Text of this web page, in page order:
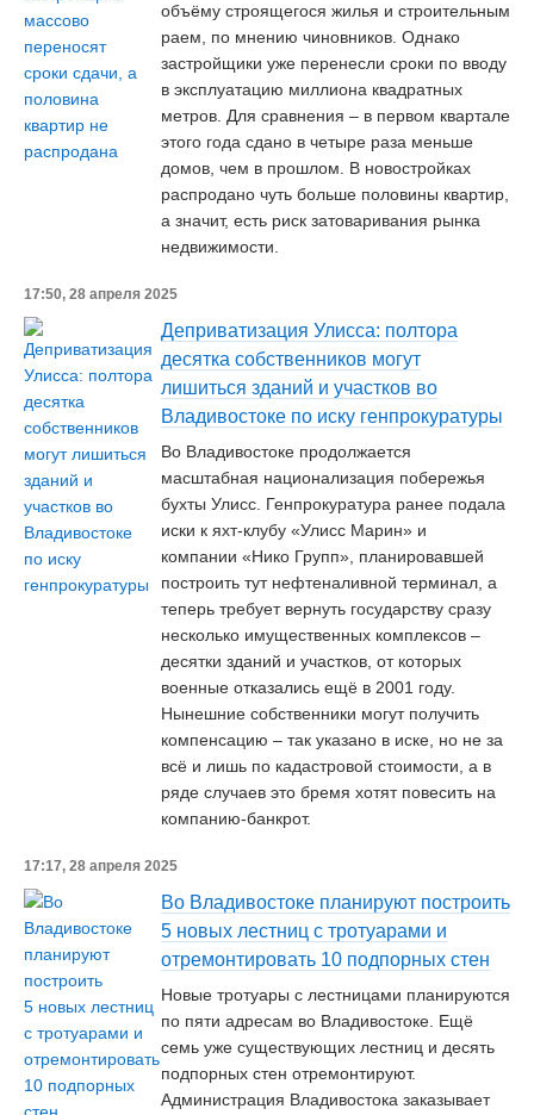
объёму строящегося жилья и строительным
раем, по мнению чиновников. Однако
застройщики уже перенесли сроки по вводу
в эксплуатацию миллиона квадратных
метров. Для сравнения – в первом квартале
этого года сдано в четыре раза меньше
домов, чем в прошлом. В новостройках
распродано чуть больше половины квартир,
а значит, есть риск затоваривания рынка
недвижимости.
17:50, 28 апреля 2025
Деприватизация Улисса: полтора
десятка собственников могут
лишиться зданий и участков во
Владивостоке по иску генпрокуратуры
Во Владивостоке продолжается
масштабная национализация побережья
бухты Улисс. Генпрокуратура ранее подала
иски к яхт-клубу «Улисс Марин» и
компании «Нико Групп», планировавшей
построить тут нефтеналивной терминал, а
теперь требует вернуть государству сразу
несколько имущественных комплексов –
десятки зданий и участков, от которых
военные отказались ещё в 2001 году.
Нынешние собственники могут получить
компенсацию – так указано в иске, но не за
всё и лишь по кадастровой стоимости, а в
ряде случаев это бремя хотят повесить на
компанию-банкрот.
17:17, 28 апреля 2025
Во Владивостоке планируют построить
5 новых лестниц с тротуарами и
отремонтировать 10 подпорных стен
Новые тротуары с лестницами планируются
по пяти адресам во Владивостоке. Ещё
семь уже существующих лестниц и десять
подпорных стен отремонтируют.
Администрация Владивостока заказывает